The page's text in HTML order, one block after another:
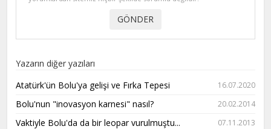
Yazarın diğer yazıları
Atatürk'ün Bolu'ya gelişi ve Fırka Tepesi
16.07.2020
Bolu'nun "inovasyon karnesi" nasıl? 20.02.2014
Vaktiyle Bolu'da da bir leopar vurulmuştu... 07.11.2013